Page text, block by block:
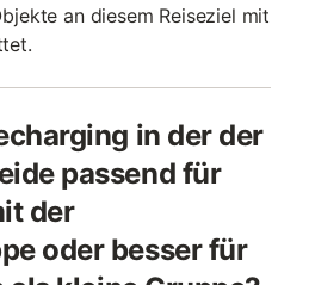
an diesem Reiseziel mit
in der der
passend für
der
oder besser für